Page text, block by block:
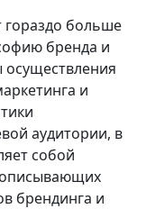
гораздо больше
бренда и
и
аудитории, в
собой
описывающих
брендинга и